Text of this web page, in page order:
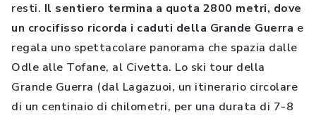
resti. Il sentiero termina a quota 2800 metri, dove
un crocifisso ricorda i caduti della Grande Guerra e
regala uno spettacolare panorama che spazia dalle
Odle alle Tofane, al Civetta. Lo ski tour della
Grande Guerra (dal Lagazuoi, un itinerario circolare
di un centinaio di chilometri, per una durata di 7-8